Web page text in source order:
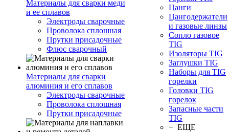
Материалы для сварки меди
и ее сплавов
Электроды сварочные
Проволока сплошная
Прутки присадочные
Флюс сварочный
Материалы для сварки
алюминия и его сплавов
Электроды сварочные
Проволока сплошная
Прутки присадочные
Цанги
Цангодержатели
и газовые линзы
Сопло газовое
TIG
Изоляторы TIG
Заглушки TIG
Наборы для TIG
горелки
Головки TIG
горелок
Запасные части
TIG
+ ЕЩЕ